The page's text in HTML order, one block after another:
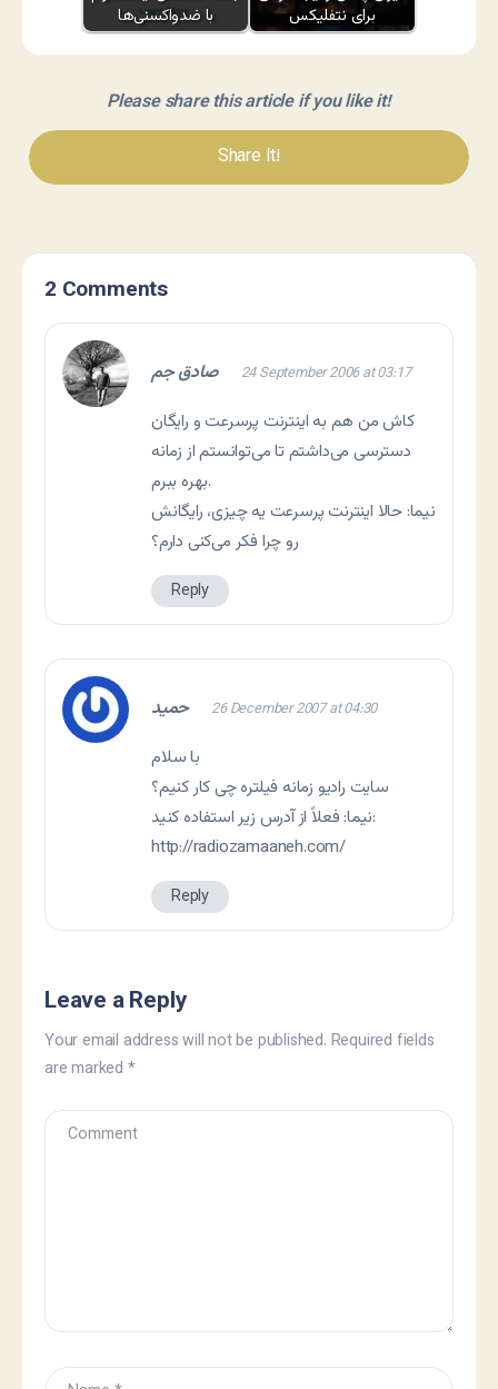
با ضدواکسنی‌ها
برای نتفلیکس
Please share this article if you like it!
Share It!
2 Comments
صادق جم 24 September 2006 at 03:17
کاش من هم به اينترنت پرسرعت و رايگان
دسترسی می‌داشتم تا می‌توانستم از زمانه
بهره ببرم.
نيما: حالا اينترنت پرسرعت يه چيزی، رايگانش
رو چرا فکر می‌کنی دارم؟
Reply
حمید 26 December 2007 at 04:30
با سلام
سایت رادیو زمانه فیلتره چی کار کنیم؟
نیما: فعلاً از آدرس زیر استفاده کنید:
http://radiozamaaneh.com/
Reply
Leave a Reply
Your email address will not be published. Required fields
are marked *